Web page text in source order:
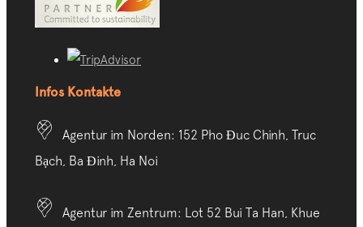
Infos Kontakte
Agentur im Norden: 152 Pho Đuc Chinh, Truc
Bạch, Ba Đinh, Ha Noi
Agentur im Zentrum: Lot 52 Bui Ta Han, Khue